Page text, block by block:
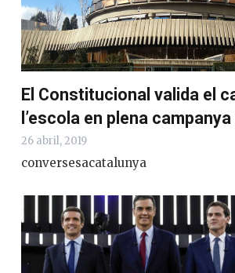
El Constitucional valida el
l’escola en plena
26 abril, 2019
conversesacatalunya